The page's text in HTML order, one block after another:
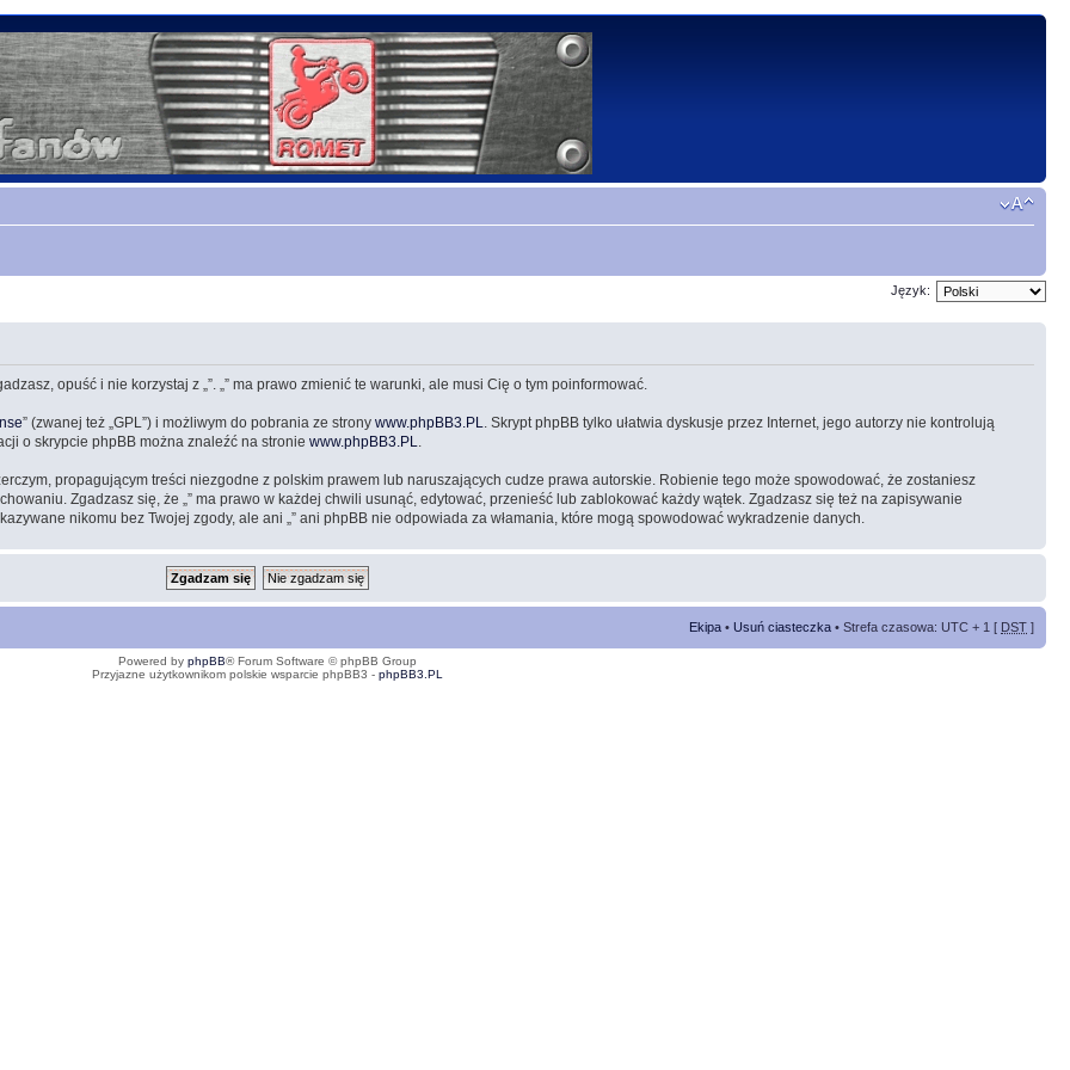
Język:
opuść i nie korzystaj z „”. „” ma prawo zmienić te warunki, ale musi Cię o tym poinformować.
” (zwanej też „GPL”) i możliwym do pobrania ze strony www.phpBB3.PL
. Skrypt phpBB tylko ułatwia dyskusje przez Internet, jego autorzy nie kontrolują
o skrypcie phpBB można znaleźć na stronie www.phpBB3.PL
propagującym treści niezgodne z polskim prawem lub naruszających cudze prawa autorskie. Robienie tego może spowodować, że zostaniesz
Zgadzasz się, że „” ma prawo w każdej chwili usunąć, edytować, przenieść lub zablokować każdy wątek. Zgadzasz się też na zapisywanie
nikomu bez Twojej zgody, ale ani „” ani phpBB nie odpowiada za włamania, które mogą spowodować wykradzenie danych.
Ekipa • Usuń ciasteczka • Strefa czasowa: UTC + 1 [ DST ]
Powered by phpBB® Forum Software © phpBB Group
Przyjazne użytkownikom polskie wsparcie phpBB3 - phpBB3.PL